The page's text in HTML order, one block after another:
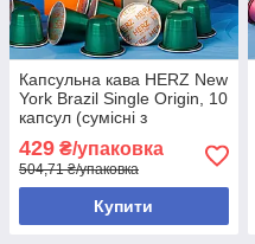
Капсульна кава HERZ New
York Brazil Single Origin, 10
капсул (сумісні з
429 ₴/упаковка
504,71 ₴/упаковка
Купити